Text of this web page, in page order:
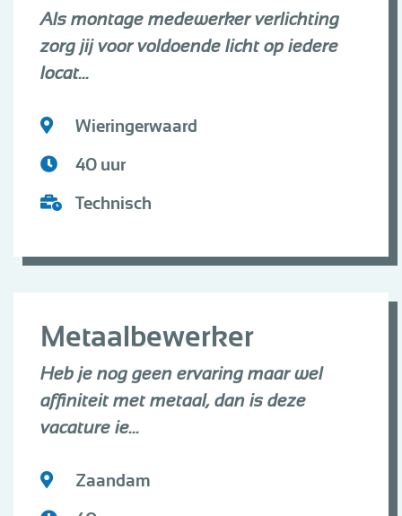
Als montage medewerker verlichting
zorg jij voor voldoende licht op iedere
locat...
Wieringerwaard
40 uur
Technisch
Metaalbewerker
Heb je nog geen ervaring maar wel
affiniteit met metaal, dan is deze
vacature ie...
Zaandam